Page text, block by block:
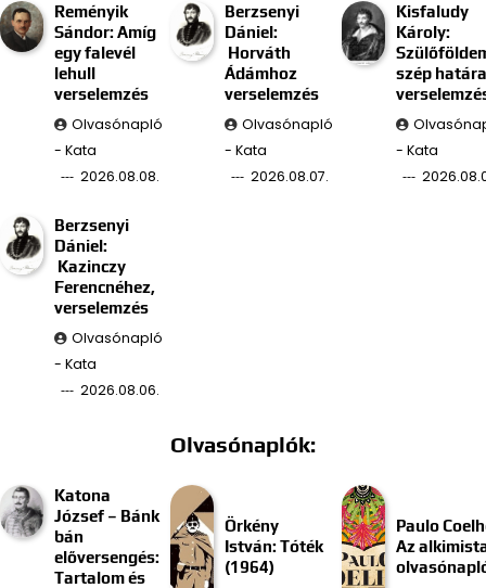
Reményik
Sándor: Amíg
egy falevél
lehull
verselemzés
Olvasónapló
- Kata
2026.08.08.
Berzsenyi
Dániel:
Horváth
Ádámhoz
verselemzés
Olvasónapló
- Kata
2026.08.07.
Kisfaludy
Károly:
szép
- Kata
Berzsenyi
Dániel:
Kazinczy
Ferencnéhez,
verselemzés
Olvasónapló
- Kata
2026.08.06.
Olvasónaplók:
Katona
József – Bánk
bán
előversengés:
Tartalom és
Örkény
István: Tóték
(1964)
Paulo
Az